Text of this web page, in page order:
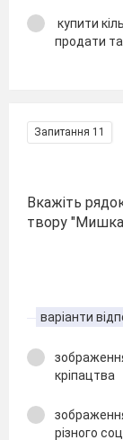
купити
продати
Запитання 11
Вкажіть
твору
варіанти
кріпацтва
різного